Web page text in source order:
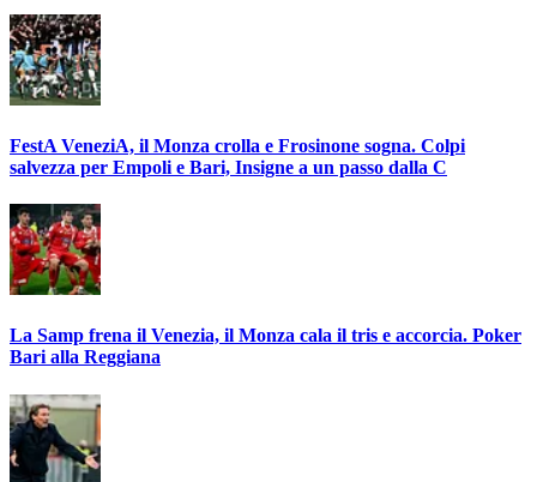
FestA VeneziA, il Monza crolla e Frosinone sogna. Colpi
salvezza per Empoli e Bari, Insigne a un passo dalla C
La Samp frena il Venezia, il Monza cala il tris e accorcia. Poker
Bari alla Reggiana